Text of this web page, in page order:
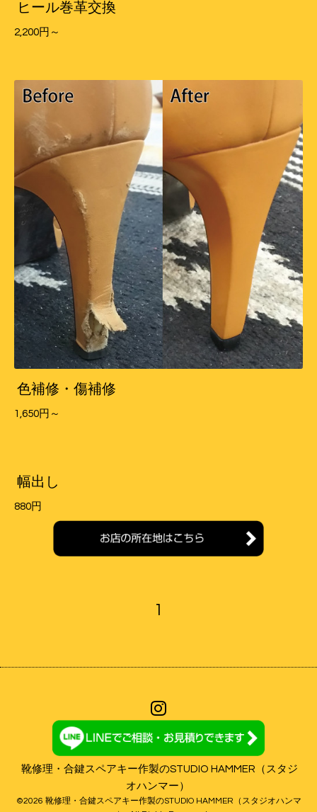
ヒール巻革交換
2,200円～
色補修・傷補修
1,650円～
幅出し
880円
1
靴修理・合鍵スペアキー作製のSTUDIO HAMMER（スタジ
オハンマー）
©2026 靴修理・合鍵スペアキー作製のSTUDIO HAMMER（スタジオハンマ